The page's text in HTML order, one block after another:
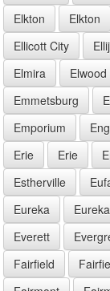
Elkton
Elkton
Ellicott City
Elmira
Elwood
Emmetsburg
Emporium
Erie
Erie
Estherville
Eureka
Eureka
Everett
Fairfield